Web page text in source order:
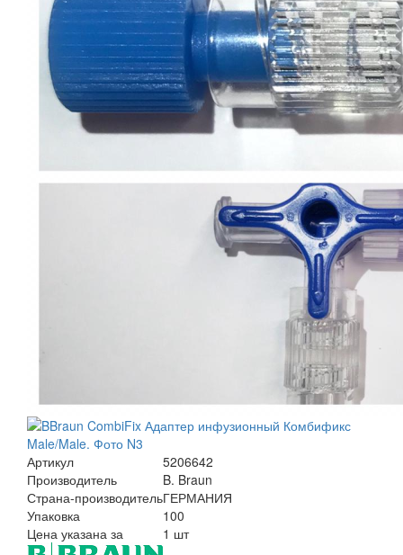
Артикул
5206642
Производитель
B. Braun
Страна-производительГЕРМАНИЯ
Упаковка
100
Цена указана за
1 шт